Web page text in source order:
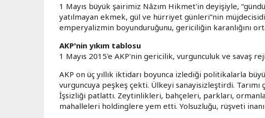
1 Mayıs büyük şairimiz Nâzım Hikmet'in deyişiyle,
yatılmayan ekmek, gül ve hürriyet günleri”nin
emperyalizmin boyunduruğunu, gericiliğin karanlığını
AKP'nin yıkım tablosu
1 Mayıs 2015'e AKP'nin gericilik, vurgunculuk ve savaş
AKP on üç yıllık iktidarı boyunca izlediği politikalarla
vurguncuya peşkeş çekti. Ülkeyi sanayisizleştirdi.
İşsizliği patlattı. Zeytinlikleri, bahçeleri, parkları,
mahalleleri holdinglere yem etti. Yolsuzluğu, rüşveti